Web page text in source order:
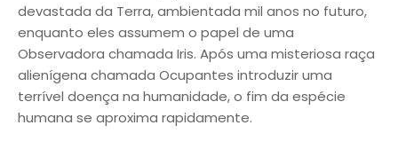
devastada da Terra, ambientada mil anos no futuro,
enquanto eles assumem o papel de uma
Observadora chamada Iris. Após uma misteriosa raça
alienígena chamada Ocupantes introduzir uma
terrível doença na humanidade, o fim da espécie
humana se aproxima rapidamente.